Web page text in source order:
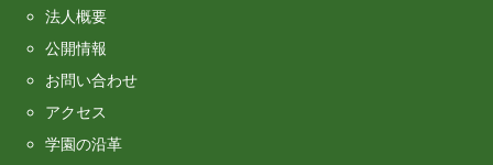
法人概要
公開情報
お問い合わせ
アクセス
学園の沿革